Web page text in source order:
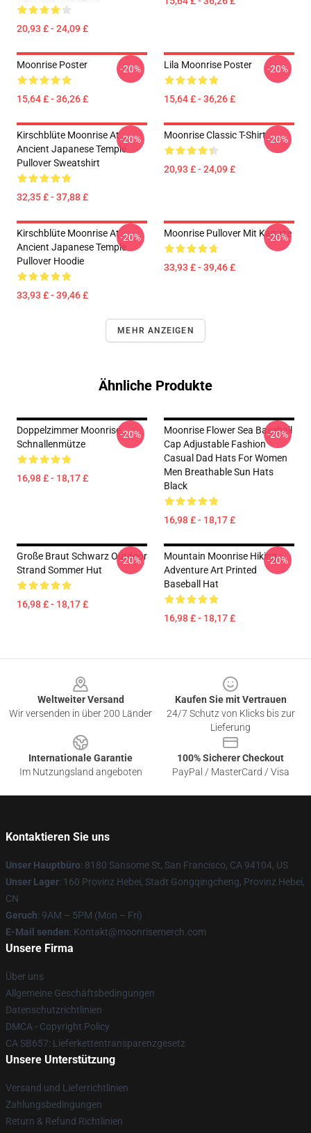
20,93 £ - 24,09 £
Moonrise Poster
15,64 £ - 36,26 £
-20% Lila Moonrise Poster
15,64 £ - 36,26 £
-20%
Kirschblüte Moonrise At
Ancient Japanese Temple
Pullover Sweatshirt
32,35 £ - 37,88 £
-20% Moonrise Classic T-Shirt
20,93 £ - 24,09 £
-20%
Kirschblüte Moonrise At
Ancient Japanese Temple
Pullover Hoodie
33,93 £ - 39,46 £
-20% Moonrise Pullover Mit Kapuze
33,93 £ - 39,46 £
-20%
MEHR ANZEIGEN
Ähnliche Produkte
Doppelzimmer Moonrise
Schnallenmütze
16,98 £ - 18,17 £
-20%
Moonrise Flower Sea Baseball
Cap Adjustable Fashion
Casual Dad Hats For Women
Men Breathable Sun Hats
Black
16,98 £ - 18,17 £
-20%
Große Braut Schwarz Outdoor
Strand Sommer Hut
16,98 £ - 18,17 £
-20%
Mountain Moonrise Hiking
Adventure Art Printed
Baseball Hat
16,98 £ - 18,17 £
-20%
Weltweiter Versand
Wir versenden in über 200 Länder
Kaufen Sie mit Vertrauen
24/7 Schutz von Klicks bis zur
Lieferung
Internationale Garantie
Im Nutzungsland angeboten
100% Sicherer Checkout
PayPal / MasterCard / Visa
Kontaktieren Sie uns
Unser Hauptbüro: 8180 Sansome St, San Francisco, CA 94104, US
Unser Lager: 160 Provinz Hebei, Stadt Gongqingcheng, Provinz Hebei,
CN
Geruch: 9AM – 5PM (Mon – Fri)
E-Mail senden: Kontakt@moonrisemerch.com
Unsere Firma
Über uns
Allgemeine Geschäftsbedingungen
Datenschutzrichtlinien
DMCA - Copyright Policy
CA SB657: Lieferkettentransparenzgesetz
Unsere Unterstützung
Versand und Lieferrichtlinien
Zahlungsbedingungen
Return & Refund Richtlinien